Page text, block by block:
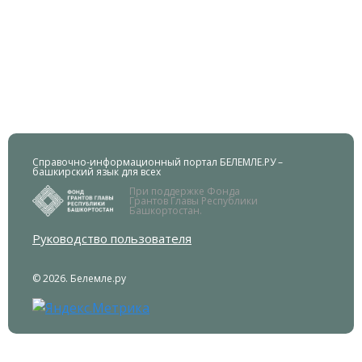
Справочно-информационный портал БЕЛЕМЛЕ.РУ –
башкирский язык для всех
При поддержке Фонда
Грантов Главы Республики
Башкортостан.
Руководство пользователя
© 2026. Белемле.ру